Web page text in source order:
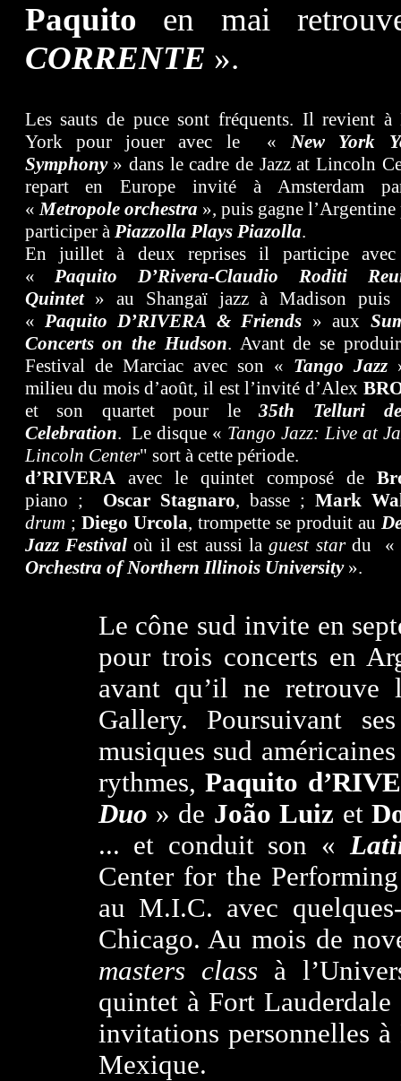
Paquito en mai
CORRENTE ».
Les sauts de puce sont fréquents. Il revient à
York pour jouer avec le «New York
Symphony» dans le cadre de Jazz at Lincoln
repart en Europe invité à Amsterdam
«Metropole orchestra », puis gagne l’Argentine
participer à Piazzolla Plays Piazolla.
En juillet à deux reprises il participe avec
«Paquito D’Rivera-Claudio Roditi
Quintet » au Shangaï jazz à Madison puis
« Paquito D’RIVERA & Friends » aux
Concerts on the Hudson. Avant de se
Festival de Marciac avec son « Tango Jazz
milieu du mois d’août, il est l’invité d’Alex
et son quartet pour le35th Telluri
Celebration. Le disque « Tango Jazz: Live at
Lincoln Center" sort à cette période.
d’RIVERAavec le quintet composé de
piano ; Oscar Stagnaro, basse ; Mark
drum; Diego Urcola, trompette se produit au
Jazz Festivaloù il est aussi laguest stardu «
Orchestra of Northern Illinois University».
Le cône sud invite en
pour trois concerts en
avant qu’il ne
Gallery. Poursuivant
musiques sud
rythmes, Paquito
Duo » de João Luiz et
... et conduit son «
Center for the
au M.I.C. avec
Chicago. Au mois de
masters class à
quintet à Fort Lauderdale
invitations personnelles
Mexique.